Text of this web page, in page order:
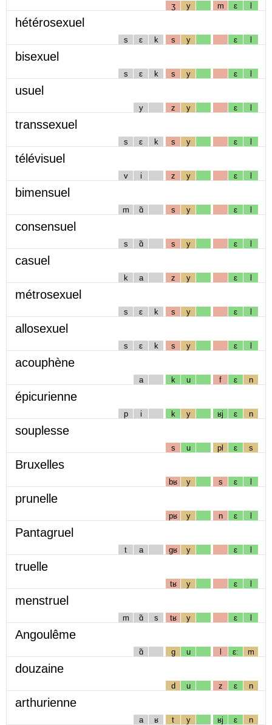
ʒ y m ɛ l
hétérosexuel
s ɛ k s y ɛ l
bisexuel
s ɛ k s y ɛ l
usuel
y z y ɛ l
transsexuel
s ɛ k s y ɛ l
télévisuel
v i z y ɛ l
bimensuel
m ɑ̃ s y ɛ l
consensuel
s ɑ̃ s y ɛ l
casuel
k a z y ɛ l
métrosexuel
s ɛ k s y ɛ l
allosexuel
s ɛ k s y ɛ l
acouphène
a k u f ɛ n
épicurienne
p i k y ʁj ɛ n
souplesse
s u pl ɛ s
Bruxelles
bʁ y s ɛ l
prunelle
pʁ y n ɛ l
Pantagruel
t a gʁ y ɛ l
truelle
tʁ y ɛ l
menstruel
m ɑ̃ s tʁ y ɛ l
Angoulême
ɑ̃ g u l ɛː m
douzaine
d u z ɛ n
arthurienne
a ʁ t y ʁj ɛ n